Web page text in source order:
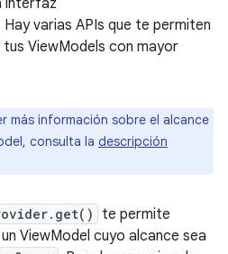
interfaz
Hay varias APIs que te permiten
ViewModels con mayor
más información sobre el alcance
consulta la descripción
te permite
ViewModel cuyo alcance sea